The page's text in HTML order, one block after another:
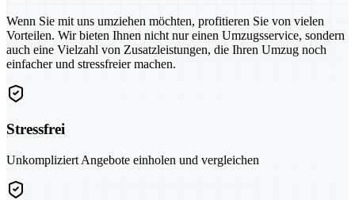
Wenn Sie mit uns umziehen möchten, profitieren Sie von vielen
Vorteilen. Wir bieten Ihnen nicht nur einen Umzugsservice, sondern
auch eine Vielzahl von Zusatzleistungen, die Ihren Umzug noch
einfacher und stressfreier machen.
Stressfrei
Unkompliziert Angebote einholen und vergleichen